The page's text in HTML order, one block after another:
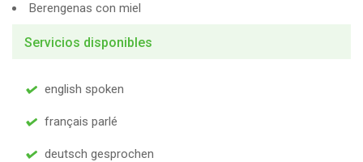
Berengenas con miel
Servicios disponibles
english spoken
français parlé
deutsch gesprochen